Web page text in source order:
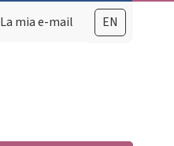
EN
La mia e-mail